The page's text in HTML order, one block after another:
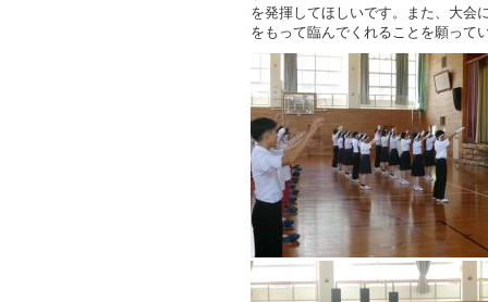
を発揮してほしいです。また、大会
をもって臨んでくれることを願って